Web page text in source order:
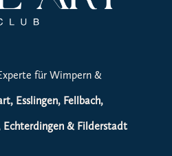
für Wimpern &
Esslingen, Fellbach,
& Filderstadt